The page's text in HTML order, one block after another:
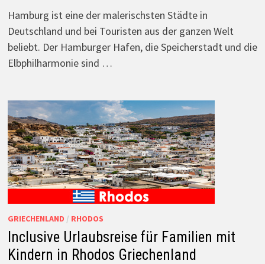
Hamburg ist eine der malerischsten Städte in
Deutschland und bei Touristen aus der ganzen Welt
beliebt. Der Hamburger Hafen, die Speicherstadt und die
Elbphilharmonie sind …
GRIECHENLAND / RHODOS
Inclusive Urlaubsreise für Familien mit
Kindern in Rhodos Griechenland